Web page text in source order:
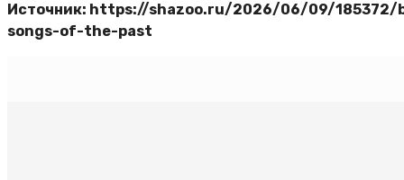
Источник: https://shazoo.ru/2026/06/09/
songs-of-the-past